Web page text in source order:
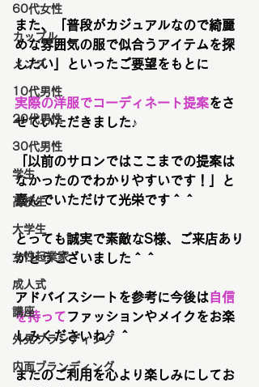
60代女性
カップル
メンズ
10代男性
20代男性
30代男性
学生
高校生
大学生
女性起業家
成人式
講座
外見ブランディング
内面ブランディング
また、「普段がカジュアルなので綺麗
めな雰囲気の服で似合うアイテムを探
したい」といったご要望をもとに
実際の洋服でコーディネート提案をさ
せていただきました♪
「以前のサロンではここまでの提案は
なかったのでわかりやすいです！」と
喜んでいただけて光栄です＾＾
とっても誠実で素敵なS様、ご来店あり
がとうございました＾＾
アドバイスシートを参考に今後は 自信
を持ってファッションやメイクをお楽
しみくださいね＾＾
またのご利用を心より楽しみにしてお